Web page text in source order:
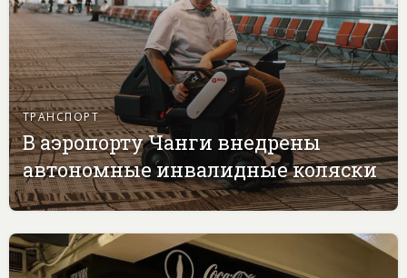
ТРАНСПОРТ
В аэропорту Чанги внедрены
автономные инвалидные коляски